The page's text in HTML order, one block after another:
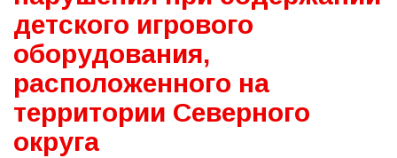
детского игрового
оборудования,
расположенного на
территории Северного
округа